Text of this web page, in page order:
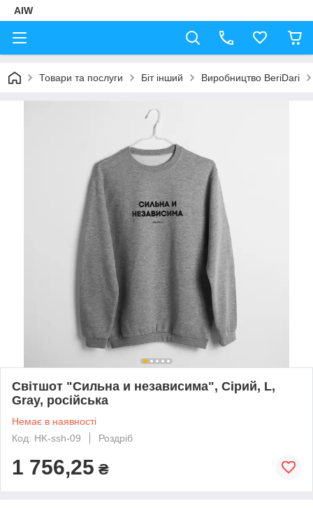
AIW
Товари та послуги Біт інший Виробництво BeriDari
Світшот "Сильна и независима", Сірий, L,
Gray, російська
Немає в наявності
Код: HK-ssh-09
Роздріб
1 756,25 ₴